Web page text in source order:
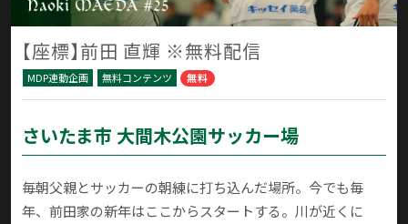
【座標】前田 直輝 ※無料配信
MDP連動企画 無料コンテンツ 無料
さいたま市 大間木公園サッカー場
毎朝父親とサッカーの朝練に打ち込んだ場所。今でも毎
年、前田家の新年はここからスタートする。川が近くに